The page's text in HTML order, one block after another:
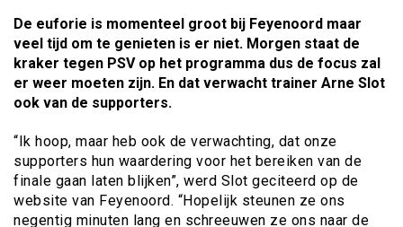
De euforie is momenteel groot bij Feyenoord maar
veel tijd om te genieten is er niet. Morgen staat de
kraker tegen PSV op het programma dus de focus zal
er weer moeten zijn. En dat verwacht trainer Arne Slot
ook van de supporters.
“Ik hoop, maar heb ook de verwachting, dat onze
supporters hun waardering voor het bereiken van de
finale gaan laten blijken”, werd Slot geciteerd op de
website van Feyenoord. “Hopelijk steunen ze ons
negentig minuten lang en schreeuwen ze ons naar de